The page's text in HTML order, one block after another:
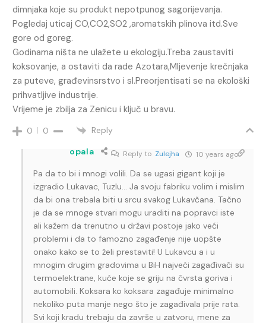
dimnjaka koje su produkt nepotpunog sagorijevanja.
Pogledaj uticaj CO,CO2,SO2 ,aromatskih plinova itd.Sve
gore od goreg.
Godinama ništa ne ulažete u ekologiju.Treba zaustaviti
koksovanje, a ostaviti da rade Azotara,Mljevenje krečnjaka
za puteve, građevinsrstvo i sl.Preorjentisati se na ekološki
prihvatljive industrije.
Vrijeme je zbilja za Zenicu i ključ u bravu.
0 0 Reply
opala Reply to Zulejha 10 years ago
Pa da to bi i mnogi volili. Da se ugasi gigant koji je
izgradio Lukavac, Tuzlu… Ja svoju fabriku volim i mislim
da bi ona trebala biti u srcu svakog Lukavčana. Tačno
je da se mnoge stvari mogu uraditi na popravci iste
ali kažem da trenutno u državi postoje jako veći
problemi i da to famozno zagađenje nije uopšte
onako kako se to želi prestaviti! U Lukavcu a i u
mnogim drugim gradovima u BiH najveći zagađivači su
termoelektrane, kuće koje se griju na čvrsta goriva i
automobili. Koksara ko koksara zagađuje minimalno
nekoliko puta manje nego što je zagađivala prije rata.
Svi koji kradu trebaju da završe u zatvoru, mene za